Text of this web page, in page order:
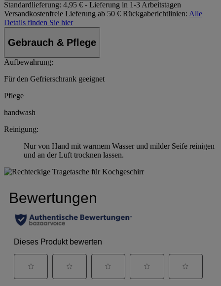
Standardlieferung: 4,95 € - Lieferung in 1-3 Arbeitstagen
Versandkostenfreie Lieferung ab 50 € Rückgaberichtlinien: Alle
Details finden Sie hier
Gebrauch & Pflege
Aufbewahrung:
Für den Gefrierschrank geeignet
Pflege
handwash
Reinigung:
Nur von Hand mit warmem Wasser und milder Seife reinigen
und an der Luft trocknen lassen.